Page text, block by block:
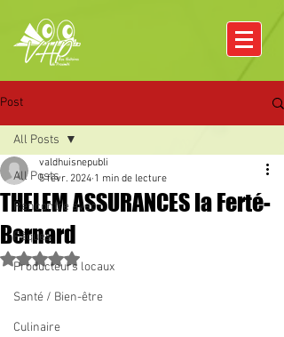
Post
All Posts
Rencontre avec
Pâques
Producteurs locaux
Santé / Bien-être
Culinaire
All Posts
THELEM ASSURANCES la Ferté-
Bernard
valdhuisnepubli
5 févr. 2024 1 min de lecture
Noté NaN étoiles sur 5.